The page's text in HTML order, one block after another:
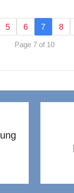
5 6 7 8
Page 7 of 10